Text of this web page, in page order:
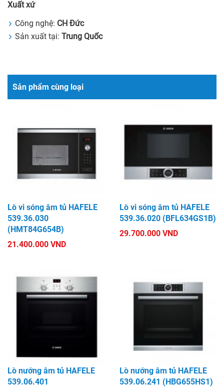
Xuất xứ
Công nghệ: CH Đức
Sản xuất tại: Trung Quốc
Sản phẩm cùng loại
Lò vi sóng âm tủ HAFELE
539.36.030
(HMT84G654B)
21.400.000 VND
Lò vi sóng âm tủ HAFELE
539.36.020 (BFL634GS1B)
29.700.000 VND
Lò nướng âm tủ HAFELE
539.06.401
Lò nướng âm tủ HAFELE
539.06.241 (HBG655HS1)